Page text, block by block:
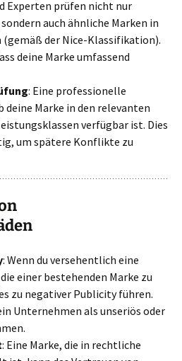
Experten prüfen nicht nur
auch ähnliche Marken in
(gemäß der Nice-Klassifikation).
deine Marke umfassend
: Eine professionelle
deine Marke in den relevanten
verfügbar ist. Dies
um spätere Konflikte zu
: Wenn du versehentlich eine
einer bestehenden Marke zu
zu negativer Publicity führen.
Unternehmen als unseriös oder
: Eine Marke, die in rechtliche